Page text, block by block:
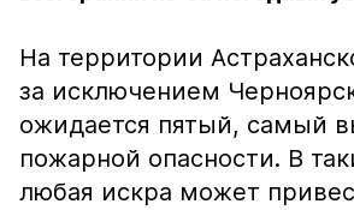
На территории
за исключением
ожидается пятый, самый
пожарной опасности. В
любая искра может